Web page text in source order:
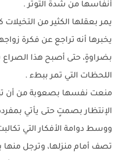
أنفاسها من شدة التوتر .
يمر بعقلها الكثير من
يخبرها أنه تراجع عن فكرة
بضراوةٍ، حتى أصبح هذا الصراع
اللحظات التي تمر ببطء .
منعت نفسها بصعوبة من أن
الإنتظار بصمتٍ حتى يأتي
ووسط دوامة الأفكار التي
تصف أمام منزلها، وترجل